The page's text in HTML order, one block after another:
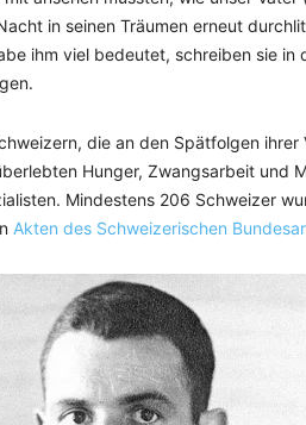
in seinen Träumen erneut
ihm viel bedeutet, schreiben sie in
die an den Spätfolgen
Hunger, Zwangsarbeit und
Mindestens 206 Schweizer
Akten des Schweizerischen